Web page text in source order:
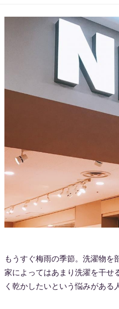
もうすぐ梅雨の季節。洗濯物を
家によってはあまり洗濯を干せ
く乾かしたいという悩みがある